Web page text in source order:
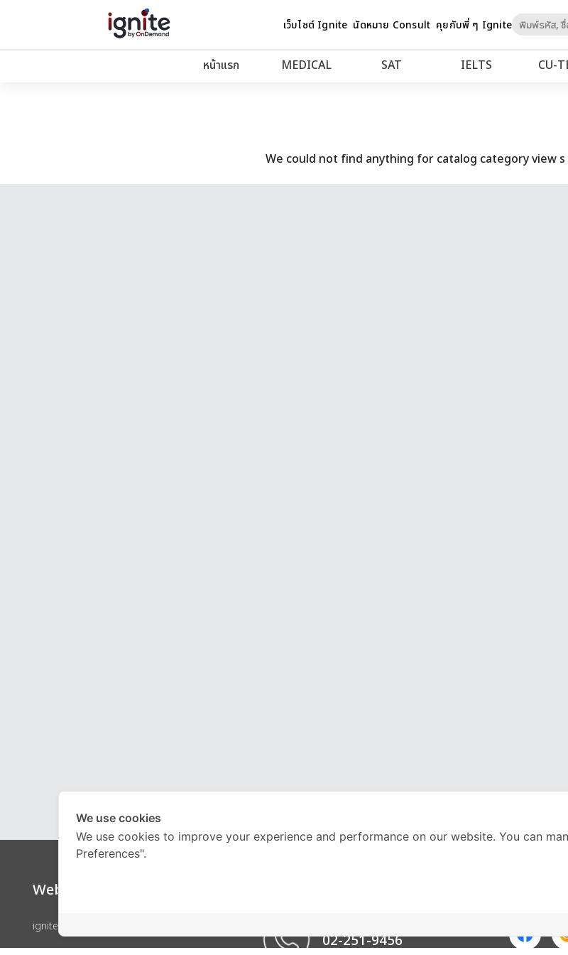
เว็บไซต์ Ignite นัดหมาย Consult คุยกับพี่ ๆ Igniteto
หน้าแรก MEDICAL SAT IELTS
We could not find anything for catalog category view
Website
ignite by OnDemand
02-251-9456
We use cookies
We use cookies to improve your experience and performance on our website. You can
Preferences".